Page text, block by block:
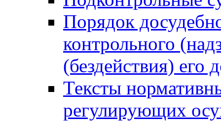
Порядок
контрольного
(бездействия)
Тексты
регулирующих